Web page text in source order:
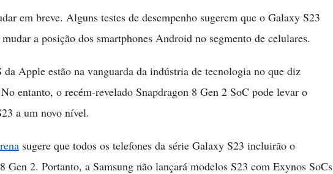
em breve. Alguns testes de desempenho sugerem que o Galaxy S23
a posição dos smartphones Android no segmento de celulares.
da Apple estão na vanguarda da indústria de tecnologia no que diz
entanto, o recém-revelado Snapdragon 8 Gen 2 SoC pode levar o
a um novo nível.
sugere que todos os telefones da série Galaxy S23 incluirão o
Gen 2. Portanto, a Samsung não lançará modelos S23 com Exynos SoCs